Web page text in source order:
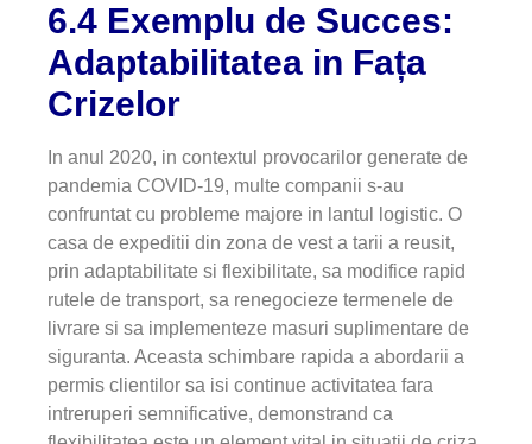
6.4 Exemplu de Succes:
Adaptabilitatea in Fața
Crizelor
In anul 2020, in contextul provocarilor generate de
pandemia COVID-19, multe companii s-au
confruntat cu probleme majore in lantul logistic. O
casa de expeditii din zona de vest a tarii a reusit,
prin adaptabilitate si flexibilitate, sa modifice rapid
rutele de transport, sa renegocieze termenele de
livrare si sa implementeze masuri suplimentare de
siguranta. Aceasta schimbare rapida a abordarii a
permis clientilor sa isi continue activitatea fara
intreruperi semnificative, demonstrand ca